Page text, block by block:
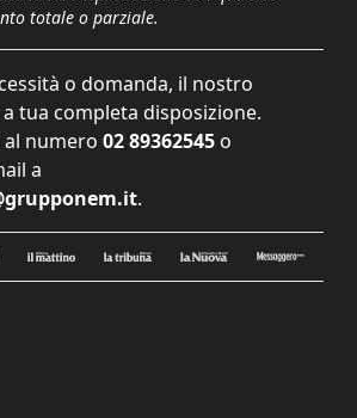
totale o parziale.
o domanda, il nostro
tua completa disposizione.
numero 02 89362545 o
a
.